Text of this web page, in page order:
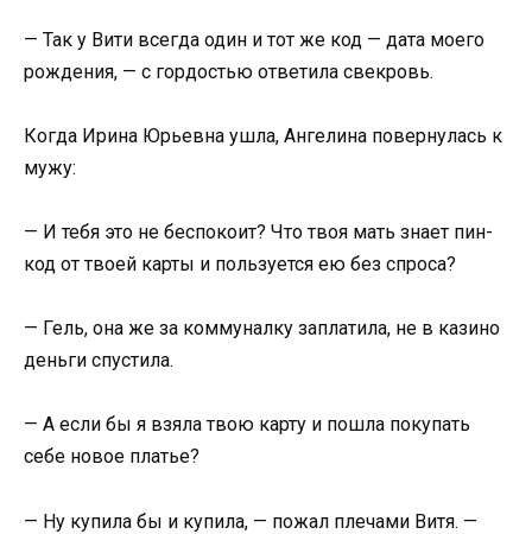
— Так у Вити всегда один и тот же код — дата моего
рождения, — с гордостью ответила свекровь.
Когда Ирина Юрьевна ушла, Ангелина повернулась к
мужу:
— И тебя это не беспокоит? Что твоя мать знает пин-
код от твоей карты и пользуется ею без спроса?
— Гель, она же за коммуналку заплатила, не в казино
деньги спустила.
— А если бы я взяла твою карту и пошла покупать
себе новое платье?
— Ну купила бы и купила, — пожал плечами Витя. —